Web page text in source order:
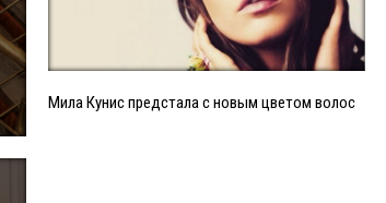
Мила Кунис предстала с новым цветом волос